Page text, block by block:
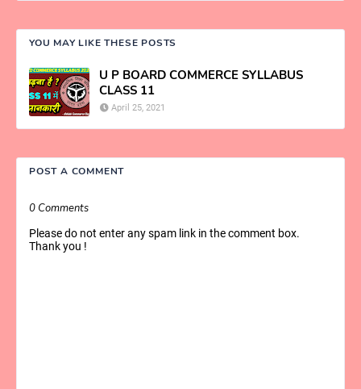
YOU MAY LIKE THESE POSTS
U P BOARD COMMERCE SYLLABUS
CLASS 11
April 25, 2021
POST A COMMENT
0 Comments
Please do not enter any spam link in the comment box.
Thank you !